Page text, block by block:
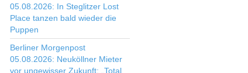
05.08.2026: In Steglitzer Lost
Place tanzen bald wieder die
Puppen
Berliner Morgenpost
05.08.2026: Neuköllner Mieter
vor ungewisser Zukunft: „Total